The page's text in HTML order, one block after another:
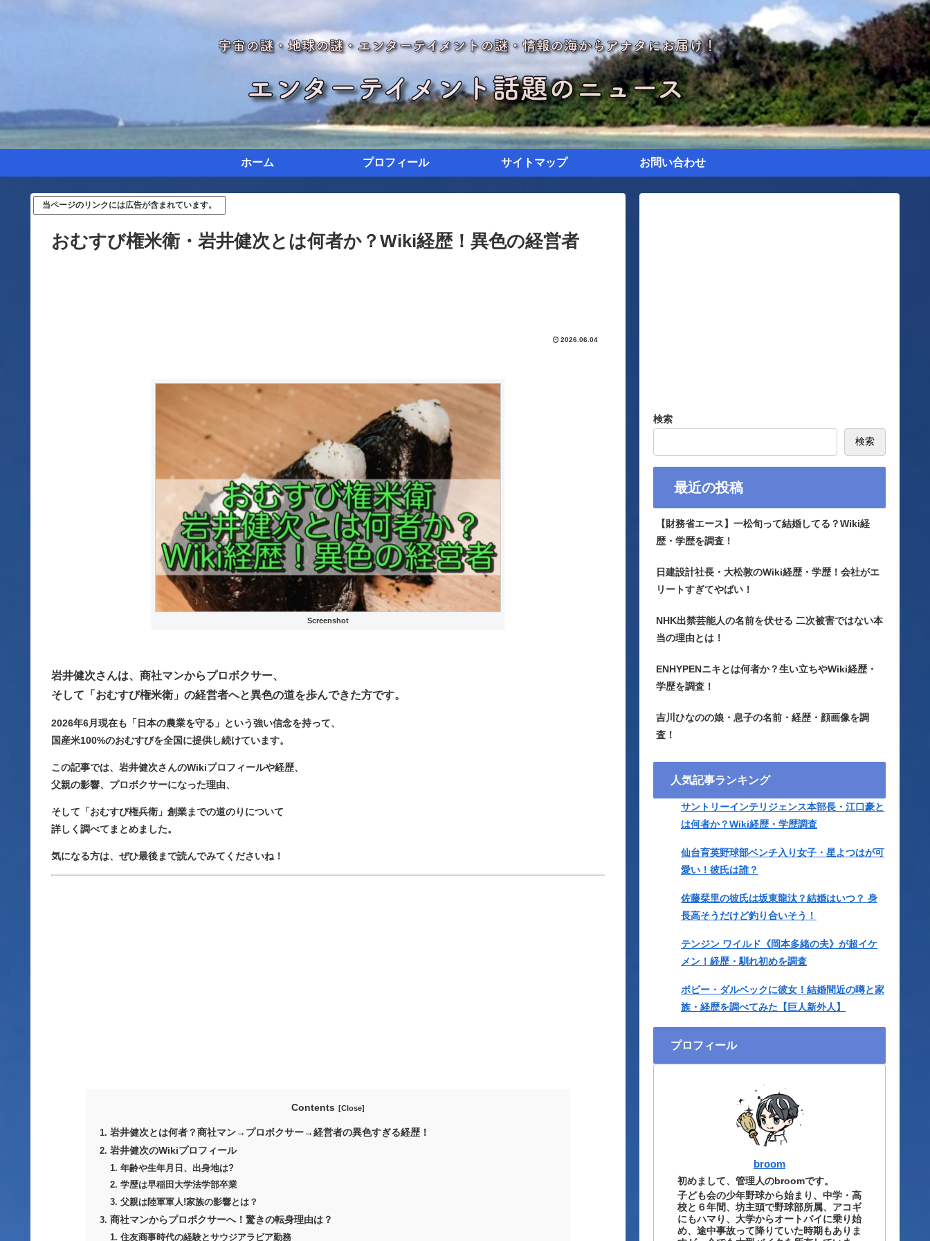
ホーム プロフィール サイトマップ お問い合わせ
当ページのリンクには広告が含まれています。
おむすび権米衛・岩井健次とは何者か？Wiki経歴！異色の経営者
2026.06.04
Screenshot
岩井健次さんは、商社マンからプロボクサー、
そして「おむすび権米衛」の経営者へと異色の道を歩んできた方です。
2026年6月現在も「日本の農業を守る」という強い信念を持って、
国産米100%のおむすびを全国に提供し続けています。
この記事では、岩井健次さんのWikiプロフィールや経歴、
父親の影響、プロボクサーになった理由、
そして「おむすび権兵衛」創業までの道のりについて
詳しく調べてまとめました。
気になる方は、ぜひ最後まで読んでみてくださいね！
Contents
岩井健次とは何者？商社マン→プロボクサー→経営者の異色すぎる経歴！
岩井健次のWikiプロフィール
年齢や生年月日、出身地は?
学歴は早稲田大学法学部卒業
父親は陸軍軍人!家族の影響とは？
商社マンからプロボクサーへ！驚きの転身理由は？
住友商事時代の経験とサウジアラビア勤務
検索
検索
最近の投稿
【財務省エース】一松旬って結婚してる？Wiki経
歴・学歴を調査！
日建設計社長・大松敦のWiki経歴・学歴！会社がエ
リートすぎてやばい！
NHK出禁芸能人の名前を伏せる 二次被害ではない本
当の理由とは！
ENHYPENニキとは何者か？生い立ちやWiki経歴・
学歴を調査！
吉川ひなのの娘・息子の名前・経歴・顔画像を調
査！
人気記事ランキング
サントリーインテリジェンス本部長・江口豪と
は何者か？Wiki経歴・学歴調査
仙台育英野球部ベンチ入り女子・星よつはが可
愛い！彼氏は誰？
佐藤栞里の彼氏は坂東龍汰？結婚はいつ？ 身
長高そうだけど釣り合いそう！
テンジン ワイルド《岡本多緒の夫》が超イケ
メン！経歴・馴れ初めを調査
ボビー・ダルベックに彼女！結婚間近の噂と家
族・経歴を調べてみた【巨人新外人】
プロフィール
broom
初めまして、管理人のbroomです。
子ども会の少年野球から始まり、中学・高
校と６年間、坊主頭で野球部所属、アコギ
にもハマり、大学からオートバイに乗り始
め、途中事故って降りていた時期もありま